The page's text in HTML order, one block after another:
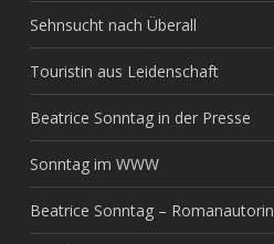
Sehnsucht nach Überall
Touristin aus Leidenschaft
Beatrice Sonntag in der Presse
Sonntag im WWW
Beatrice Sonntag – Romanautorin